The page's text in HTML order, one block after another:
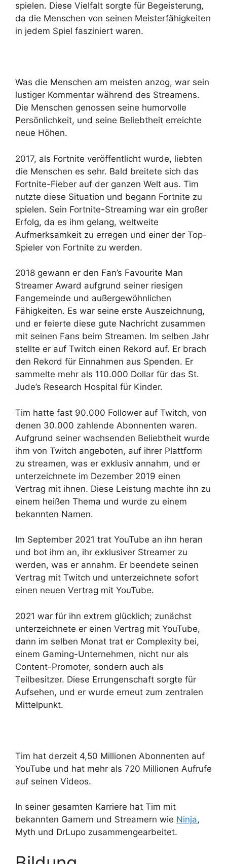
spielen. Diese Vielfalt sorgte für Begeisterung,
da die Menschen von seinen Meisterfähigkeiten
in jedem Spiel fasziniert waren.
Was die Menschen am meisten anzog, war sein
lustiger Kommentar während des Streamens.
Die Menschen genossen seine humorvolle
Persönlichkeit, und seine Beliebtheit erreichte
neue Höhen.
2017, als Fortnite veröffentlicht wurde, liebten
die Menschen es sehr. Bald breitete sich das
Fortnite-Fieber auf der ganzen Welt aus. Tim
nutzte diese Situation und begann Fortnite zu
spielen. Sein Fortnite-Streaming war ein großer
Erfolg, da es ihm gelang, weltweite
Aufmerksamkeit zu erregen und einer der Top-
Spieler von Fortnite zu werden.
2018 gewann er den Fan’s Favourite Man
Streamer Award aufgrund seiner riesigen
Fangemeinde und außergewöhnlichen
Fähigkeiten. Es war seine erste Auszeichnung,
und er feierte diese gute Nachricht zusammen
mit seinen Fans beim Streamen. Im selben Jahr
stellte er auf Twitch einen Rekord auf. Er brach
den Rekord für Einnahmen aus Spenden. Er
sammelte mehr als 110.000 Dollar für das St.
Jude’s Research Hospital für Kinder.
Tim hatte fast 90.000 Follower auf Twitch, von
denen 30.000 zahlende Abonnenten waren.
Aufgrund seiner wachsenden Beliebtheit wurde
ihm von Twitch angeboten, auf ihrer Plattform
zu streamen, was er exklusiv annahm, und er
unterzeichnete im Dezember 2019 einen
Vertrag mit ihnen. Diese Leistung machte ihn zu
einem heißen Thema und wurde zu einem
bekannten Namen.
Im September 2021 trat YouTube an ihn heran
und bot ihm an, ihr exklusiver Streamer zu
werden, was er annahm. Er beendete seinen
Vertrag mit Twitch und unterzeichnete sofort
einen neuen Vertrag mit YouTube.
2021 war für ihn extrem glücklich; zunächst
unterzeichnete er einen Vertrag mit YouTube,
dann im selben Monat trat er Complexity bei,
einem Gaming-Unternehmen, nicht nur als
Content-Promoter, sondern auch als
Teilbesitzer. Diese Errungenschaft sorgte für
Aufsehen, und er wurde erneut zum zentralen
Mittelpunkt.
Tim hat derzeit 4,50 Millionen Abonnenten auf
YouTube und hat mehr als 720 Millionen Aufrufe
auf seinen Videos.
In seiner gesamten Karriere hat Tim mit
bekannten Gamern und Streamern wie Ninja,
Myth und DrLupo zusammengearbeitet.